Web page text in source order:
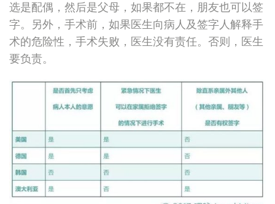
选是配偶，然后是父母，如果都不在，朋友也可以签
字。另外，手术前，如果医生向病人及签字人解释手
术的危险性，手术失败，医生没有责任。否则，医生
要负责。